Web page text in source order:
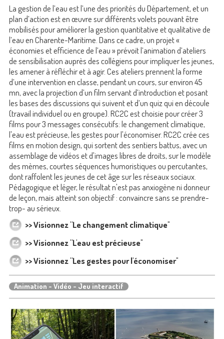
La gestion de l’eau est l’une des priorités du Département, et un
plan d’action est en œuvre sur différents volets pouvant être
mobilisés pour améliorer la gestion quantitative et qualitative de
l’eau en Charente-Maritime. Dans ce cadre, un projet «
économies et efficience de l’eau » prévoit l’animation d’ateliers
de sensibilisation auprès des collégiens pour impliquer les jeunes,
les amener à réfléchir et à agir. Ces ateliers prennent la forme
d’une intervention en classe, pendant un cours, sur environ 45
mn, avec la projection d’un film servant d’introduction et posant
les bases des discussions qui suivent et d’un quiz qui en découle
(travail individuel ou en groupe). RC2C est choisie pour créer 3
films pour 3 messages consécutifs: le changement climatique,
l'eau est précieuse, les gestes pour l'économiser. RC2C crée ces
films en motion design, qui sortent des sentiers battus, avec un
assemblage de vidéos et d'images libres de droits, sur le modèle
des mèmes, courtes séquences humoristiques ou percutantes,
dont raffolent les jeunes de cet âge sur les réseaux sociaux.
Pédagogique et léger, le résultat n'est pas anxiogène ni donneur
de leçon, mais atteint son objectif : convaincre sans se prendre-
trop- au sérieux.
>> Visionnez "Le changement climatique"
>> Visionnez "L'eau est précieuse"
>> Visionnez "Les gestes pour l'économiser"
Animation - Vidéo - Jeu interactif